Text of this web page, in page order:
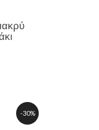
-30%